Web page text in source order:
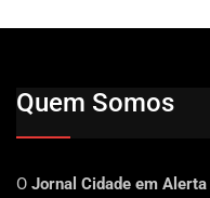
Quem Somos
O Jornal Cidade em Alerta